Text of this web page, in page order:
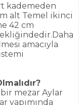
kademeden
alt Temel ikinci
42 cm
amacıyla
mezar Aylar
yapımında